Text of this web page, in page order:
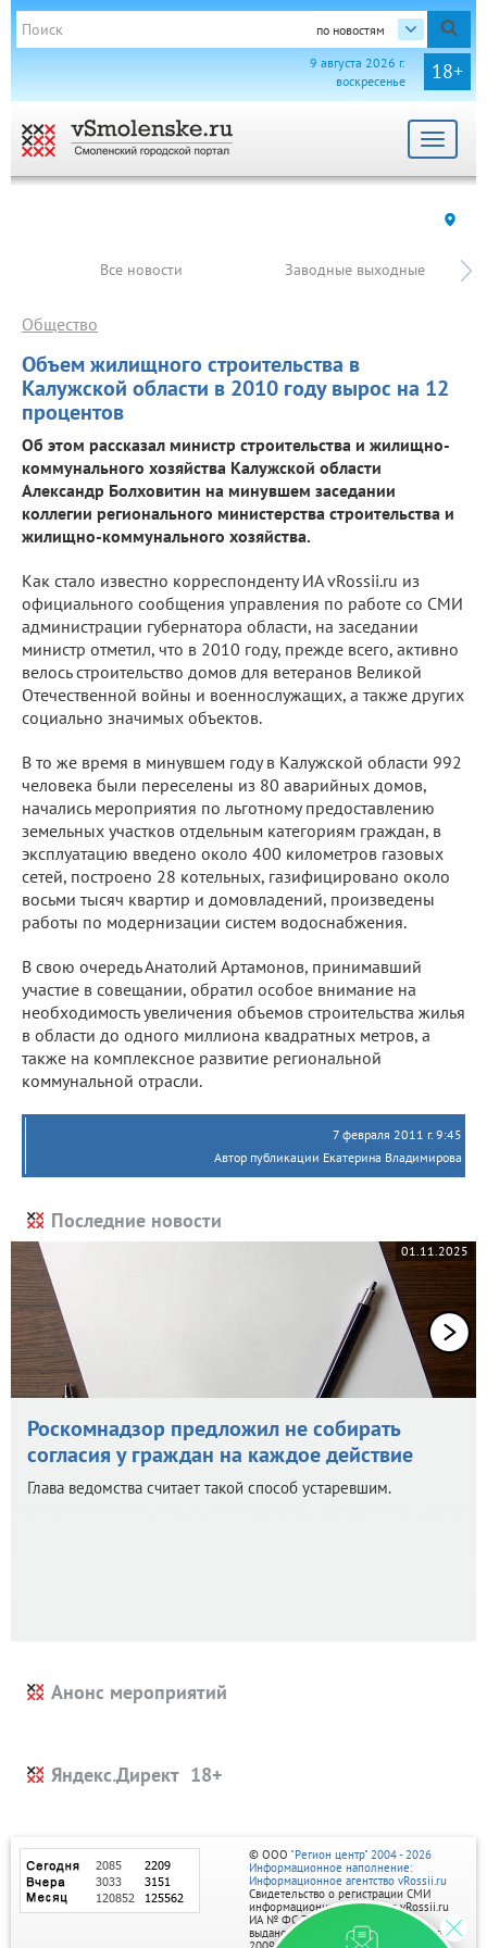
по новостям
18+
9 августа 2026 г.
воскресенье
Toggle
Все новости Заводные выходные
Объем жилищного строительства в
Калужской области в 2010 году вырос на 12
процентов
Общество
Об этом рассказал министр строительства и жилищно-
коммунального хозяйства Калужской области
Александр Болховитин на минувшем заседании
коллегии регионального министерства строительства и
жилищно-коммунального хозяйства.
Как стало известно корреспонденту ИА vRossii.ru из
официального сообщения управления по работе со СМИ
администрации губернатора области, на заседании
министр отметил, что в 2010 году, прежде всего, активно
велось строительство домов для ветеранов Великой
Отечественной войны и военнослужащих, а также других
социально значимых объектов.
В то же время в минувшем году в Калужской области 992
человека были переселены из 80 аварийных домов,
начались мероприятия по льготному предоставлению
земельных участков отдельным категориям граждан, в
эксплуатацию введено около 400 километров газовых
сетей, построено 28 котельных, газифицировано около
восьми тысяч квартир и домовладений, произведены
работы по модернизации систем водоснабжения.
В свою очередь Анатолий Артамонов, принимавший
участие в совещании, обратил особое внимание на
необходимость увеличения объемов строительства жилья
в области до одного миллиона квадратных метров, а
также на комплексное развитие региональной
коммунальной отрасли.
7 февраля 2011 г. 9:45
Автор публикации Екатерина Владимирова
Последние новости
01.11.2025
Роскомнадзор предложил не собирать
согласия у граждан на каждое действие
Глава ведомства считает такой способ устаревшим.
Анонс мероприятий
Яндекс.Директ
© ООО "Регион центр" 2004 - 2026
Информационное наполнение:
Информационное агентство vRossii.ru
Свидетельство о регистрации СМИ
информационного агентства vRossii.ru
ИА № ФС 77‑35502
выдано РОСКОМНАДЗОРом 04 марта